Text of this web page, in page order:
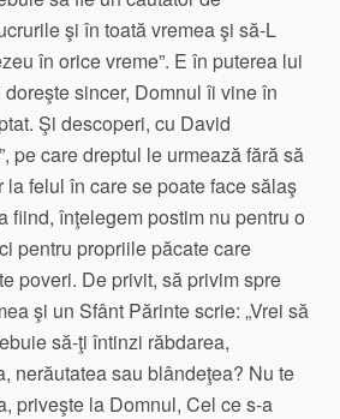
şi în toată vremea şi să-L
în orice vreme”. E în puterea lui
sincer, Domnul îi vine în
Şi descoperi, cu David
pe care dreptul le urmează fără să
la felul în care se poate face sălaş
fiind, înţelegem postim nu pentru o
pentru propriile păcate care
poveri. De privit, să privim spre
şi un Sfânt Părinte scrie: „Vrei să
să-ţi întinzi răbdarea,
nerăutatea sau blândeţea? Nu te
priveşte la Domnul, Cel ce s-a